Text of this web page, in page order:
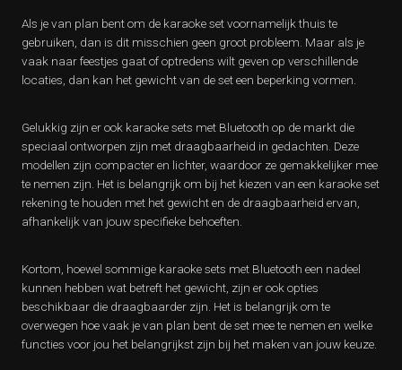
Als je van plan bent om de karaoke set voornamelijk thuis te
gebruiken, dan is dit misschien geen groot probleem. Maar als je
vaak naar feestjes gaat of optredens wilt geven op verschillende
locaties, dan kan het gewicht van de set een beperking vormen.
Gelukkig zijn er ook karaoke sets met Bluetooth op de markt die
speciaal ontworpen zijn met draagbaarheid in gedachten. Deze
modellen zijn compacter en lichter, waardoor ze gemakkelijker mee
te nemen zijn. Het is belangrijk om bij het kiezen van een karaoke set
rekening te houden met het gewicht en de draagbaarheid ervan,
afhankelijk van jouw specifieke behoeften.
Kortom, hoewel sommige karaoke sets met Bluetooth een nadeel
kunnen hebben wat betreft het gewicht, zijn er ook opties
beschikbaar die draagbaarder zijn. Het is belangrijk om te
overwegen hoe vaak je van plan bent de set mee te nemen en welke
functies voor jou het belangrijkst zijn bij het maken van jouw keuze.